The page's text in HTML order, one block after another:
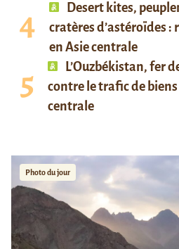
Desert kites,
cratères d’astéroïdes :
en Asie centrale
L’Ouzbékistan, fer
contre le trafic de
centrale
Photo du jour